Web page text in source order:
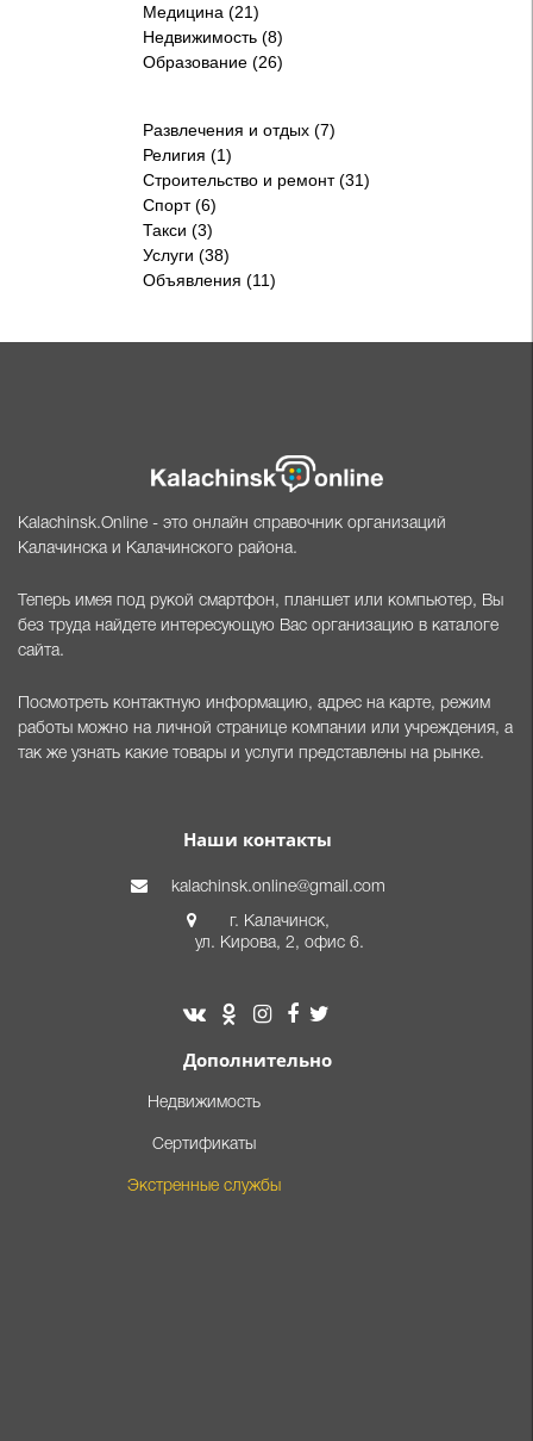
Медицина (21)
Недвижимость (8)
Образование (26)
Развлечения и отдых (7)
Религия (1)
Строительство и ремонт (31)
Спорт (6)
Такси (3)
Услуги (38)
Объявления (11)
Kalachinsk.Online - это онлайн справочник организаций
Калачинска и Калачинского района.
Теперь имея под рукой смартфон, планшет или компьютер, Вы
без труда найдете интересующую Вас организацию в каталоге
сайта.
Посмотреть контактную информацию, адрес на карте, режим
работы можно на личной странице компании или учреждения, а
так же узнать какие товары и услуги представлены на рынке.
Наши контакты
kalachinsk.online@gmail.com
г. Калачинск,
ул. Кирова, 2, офис 6.
Дополнительно
Недвижимость
Сертификаты
Экстренные службы